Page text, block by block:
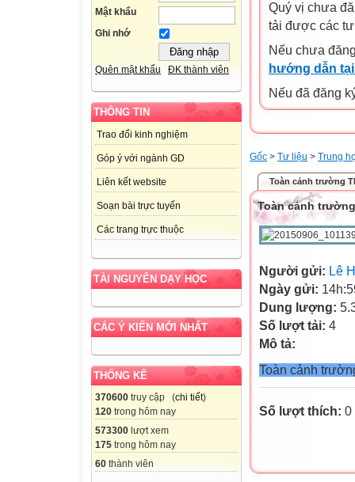
Mật khẩu
Ghi nhớ
Quên mật khẩu ĐK thành viên
THÔNG TIN
Trao đổi kinh nghiệm
Góp ý với ngành GD
Liên kết website
Soạn bài trực tuyến
Các trang trực thuộc
TÀI NGUYÊN DẠY HỌC
CÁC Ý KIẾN MỚI NHẤT
THỐNG KÊ
370600 truy cập (chi tiết)
120 trong hôm nay
573300 lượt xem
175 trong hôm nay
60 thành viên
Quý vị chưa
tải được các
Nếu chưa
hướng dẫn
Nếu đã đăng
Gốc > Tư liệu > Trung
Toàn cảnh trường
Toàn cảnh
Người gửi: Lê
Ngày gửi:
Dung lượng:
Số lượt tải: 4
Mô tả:
Toàn cảnh
Số lượt thích: 0